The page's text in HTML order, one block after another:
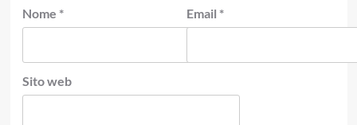
Nome * Email *
Sito web